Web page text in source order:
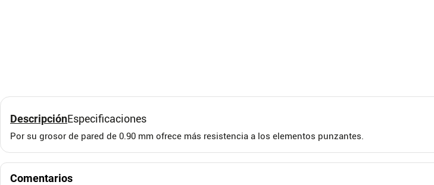
DescripciónEspecificaciones
Por su grosor de pared de 0.90 mm ofrece más resistencia a los elementos punzantes.
Comentarios